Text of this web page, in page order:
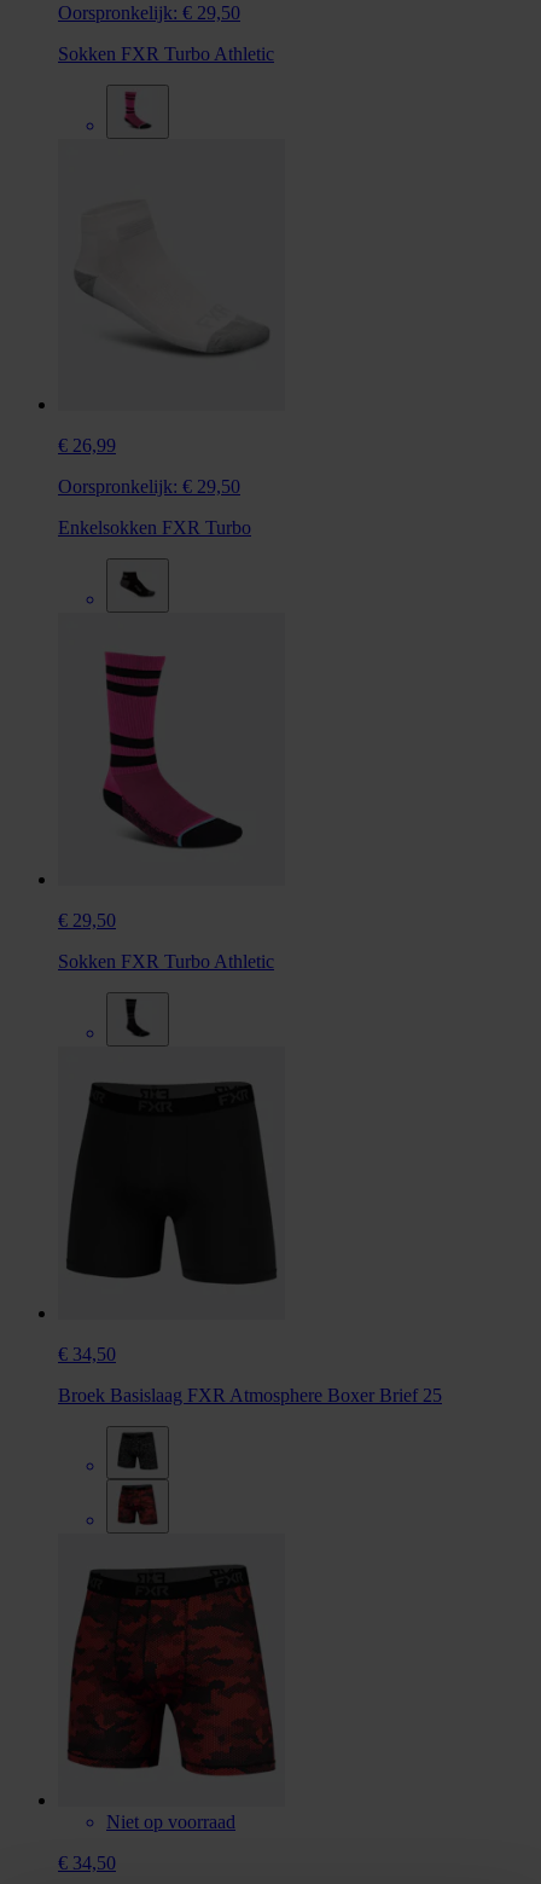
Oorspronkelijk: € 29,50
Sokken FXR Turbo Athletic
€ 26,99
Oorspronkelijk: € 29,50
Enkelsokken FXR Turbo
€ 29,50
Sokken FXR Turbo Athletic
€ 34,50
Broek Basislaag FXR Atmosphere Boxer Brief 25
Niet op voorraad
€ 34,50